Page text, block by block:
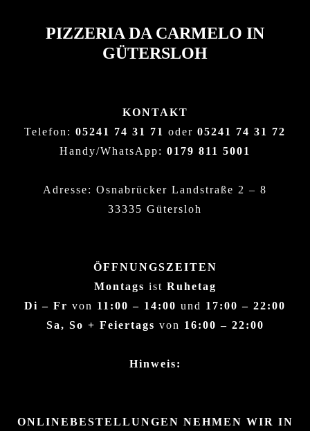
PIZZERIA DA CARMELO IN
GÜTERSLOH
KONTAKT
Telefon: 05241 74 31 71 oder 05241 74 31 72
Handy/WhatsApp: 0179 811 5001
Adresse: Osnabrücker Landstraße 2 – 8
33335 Gütersloh
ÖFFNUNGSZEITEN
Montags ist Ruhetag
Di – Fr von 11:00 – 14:00 und 17:00 – 22:00
Sa, So + Feiertags von 16:00 – 22:00
Hinweis:
ONLINEBESTELLUNGEN NEHMEN WIR IN